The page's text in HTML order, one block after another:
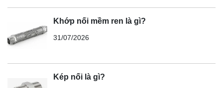
Khớp nối mềm ren là gì?
31/07/2026
Kép nối là gì?